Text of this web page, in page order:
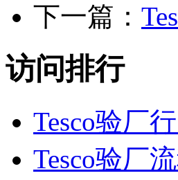
下一篇：
访问排行
Tesco验厂
Tesco验厂